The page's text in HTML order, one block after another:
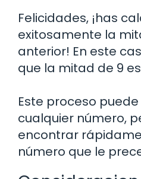
Felicidades, ¡has
exitosamente la
anterior! En este
que la mitad de 9
Este proceso
cualquier número,
encontrar
número que le